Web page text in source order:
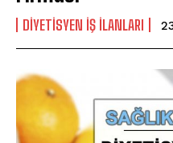
DIYETISYEN IŞ ILANLARI